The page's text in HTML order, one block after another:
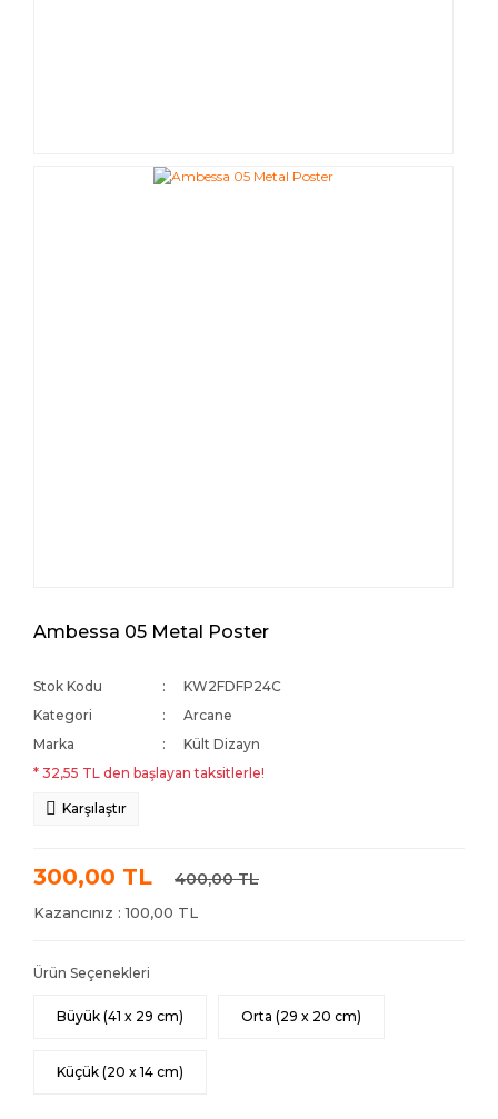
Ambessa 05 Metal Poster
Stok Kodu
KW2FDFP24C
Kategori
Arcane
Marka
Kült Dizayn
* 32,55 TL den başlayan taksitlerle!
Karşılaştır
300,00 TL 400,00 TL
Kazancınız : 100,00 TL
Ürün Seçenekleri
Büyük (41 x 29 cm) Orta (29 x 20 cm)
Küçük (20 x 14 cm)